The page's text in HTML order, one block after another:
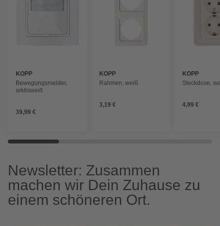
KOPP
Bewegungsmelder,
arktisweiß
39,99 €
KOPP
Rahmen, weiß
3,19 €
KOPP
Steckdose,
4,99 €
Newsletter: Zusammen
machen wir Dein Zuhause zu
einem schöneren Ort.